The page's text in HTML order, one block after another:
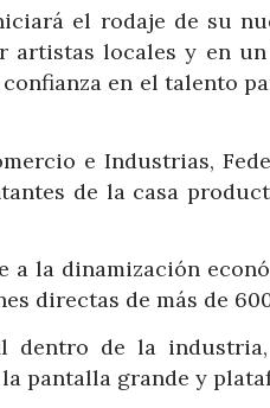
el rodaje de su
artistas locales y en
en el talento
e Industrias,
de la casa
a la dinamización
directas de más de
dentro de la
pantalla grande y